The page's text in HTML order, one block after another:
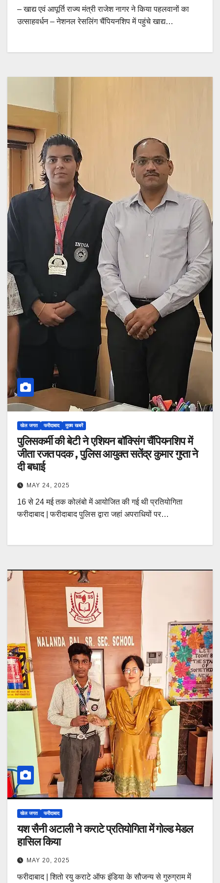
– खाद्य एवं आपूर्ति राज्य मंत्री राजेश नागर ने किया पहलवानों का
उत्साहवर्धन – नेशनल रेसलिंग चैंपियनशिप में पहुंचे खाद्य…
खेल जगत फरीदाबाद मुख्य खबरें
पुलिसकर्मी की बेटी ने एशियन बॉक्सिंग चैंपियनशिप में
जीता रजत पदक , पुलिस आयुक्त सतेंद्र कुमार गुप्ता ने
दी बधाई
MAY 24, 2025
16 से 24 मई तक कोलंबो में आयोजित की गई थी प्रतियोगिता
फरीदाबाद | फरीदाबाद पुलिस द्वारा जहां अपराधियों पर…
खेल जगत फरीदाबाद
यश सैनी अटाली ने कराटे प्रतियोगिता में गोल्ड मेडल
हासिल किया
MAY 20, 2025
फरीदाबाद | शितो रयु कराटे ऑफ इंडिया के सौजन्य से गुरुग्राम में